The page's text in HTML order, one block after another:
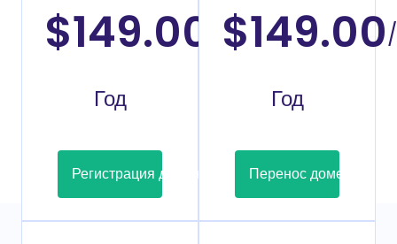
$149.00
Год
Регистрация домена
$149.00/
Год
Перенос домена